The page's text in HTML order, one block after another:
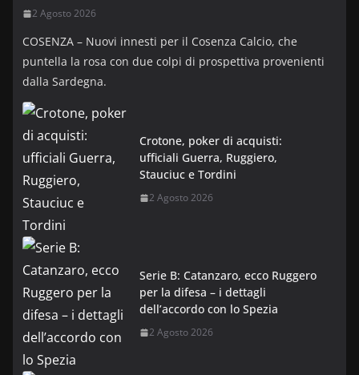
2 Agosto 2026
COSENZA – Nuovi innesti per il Cosenza Calcio, che
puntella la rosa con due colpi di prospettiva provenienti
dalla Sardegna.
Crotone, poker di acquisti:
ufficiali Guerra, Ruggiero,
Stauciuc e Tordini
2 Agosto 2026
Serie B: Catanzaro, ecco Ruggero
per la difesa – i dettagli
dell’accordo con lo Spezia
2 Agosto 2026